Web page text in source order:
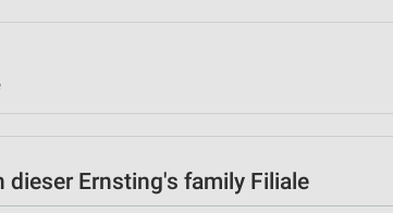
dieser Ernsting's family Filiale